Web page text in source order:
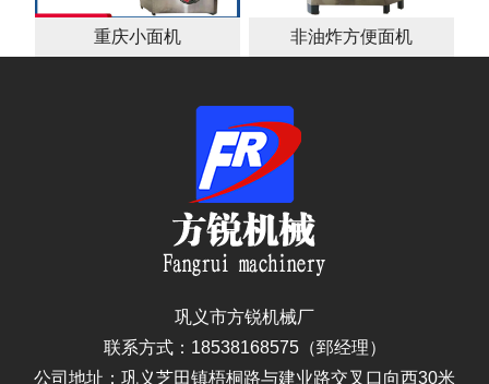
重庆小面机 非油炸方便面机
巩义市方锐机械厂
联系方式：18538168575（郅经理）
公司地址：巩义芝田镇梧桐路与建业路交叉口向西30米